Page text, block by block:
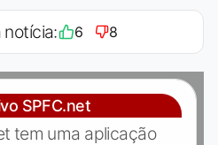
notícia: 6 8
SPFC.net
tem uma aplicação